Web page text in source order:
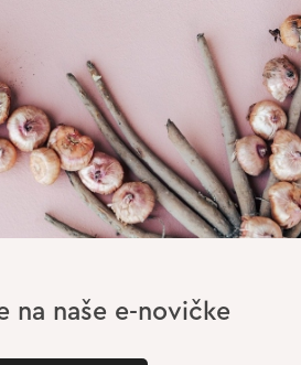
na naše e-novičke